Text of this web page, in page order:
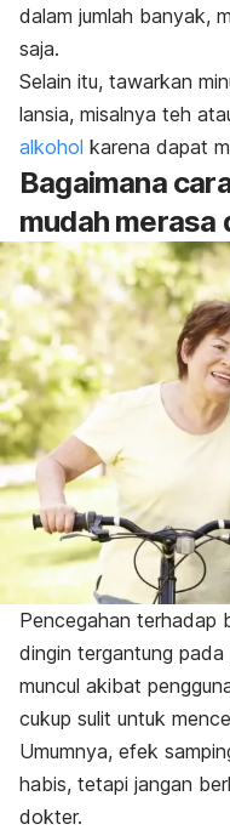
dalam jumlah banyak,
saja.
Selain itu, tawarkan
lansia, misalnya teh
alkohol karena dapat
Bagaimana
mudah merasa
Pencegahan terhadap
dingin tergantung
muncul akibat
cukup sulit untuk
Umumnya, efek
habis, tetapi jangan
dokter.